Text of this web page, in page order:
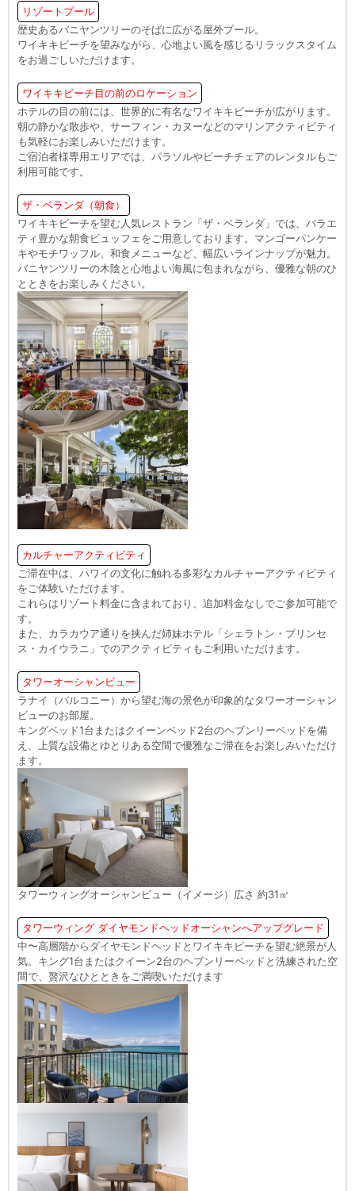
リゾートプール
歴史あるバニヤンツリーのそばに広がる屋外プール。
ワイキキビーチを望みながら、心地よい風を感じるリラックスタイム
をお過ごしいただけます。
ワイキキビーチ目の前のロケーション
ホテルの目の前には、世界的に有名なワイキキビーチが広がります。
朝の静かな散歩や、サーフィン・カヌーなどのマリンアクティビティ
も気軽にお楽しみいただけます。
ご宿泊者様専用エリアでは、パラソルやビーチチェアのレンタルもご
利用可能です。
ザ・ベランダ（朝食）
ワイキキビーチを望む人気レストラン「ザ・ベランダ」では、バラエ
ティ豊かな朝食ビュッフェをご用意しております。マンゴーパンケー
キやモチワッフル、和食メニューなど、幅広いラインナップが魅力。
バニヤンツリーの木陰と心地よい海風に包まれながら、優雅な朝のひ
とときをお楽しみください。
カルチャーアクティビティ
ご滞在中は、ハワイの文化に触れる多彩なカルチャーアクティビティ
をご体験いただけます。
これらはリゾート料金に含まれており、追加料金なしでご参加可能で
す。
また、カラカウア通りを挟んだ姉妹ホテル「シェラトン・プリンセ
ス・カイウラニ」でのアクティビティもご利用いただけます。
タワーオーシャンビュー
ラナイ（バルコニー）から望む海の景色が印象的なタワーオーシャン
ビューのお部屋。
キングベッド1台またはクイーンベッド2台のヘブンリーベッドを備
え、上質な設備とゆとりある空間で優雅なご滞在をお楽しみいただけ
ます。
タワーウィングオーシャンビュー（イメージ）広さ 約31㎡
タワーウィング ダイヤモンドヘッドオーシャンへアップグレード
中〜高層階からダイヤモンドヘッドとワイキキビーチを望む絶景が人
気。キング1台またはクイーン2台のヘブンリーベッドと洗練された空
間で、贅沢なひとときをご満喫いただけます